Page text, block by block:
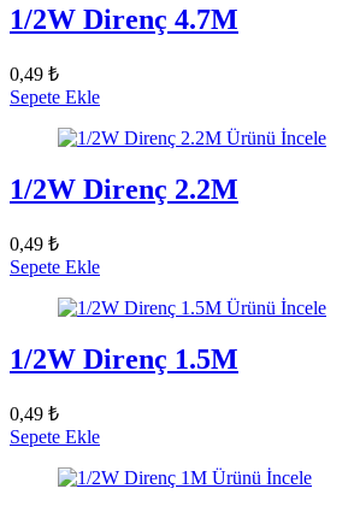
1/2W Direnç 4.7M
0,49 ₺
Sepete Ekle
Ürünü İncele
1/2W Direnç 2.2M
0,49 ₺
Sepete Ekle
Ürünü İncele
1/2W Direnç 1.5M
0,49 ₺
Sepete Ekle
Ürünü İncele